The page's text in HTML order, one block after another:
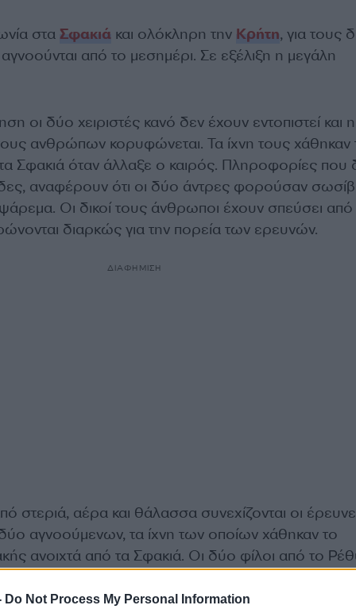
Do Not Process My Personal Information
στα Σφακιάκαι ολόκληρη την Κρήτη, για τους
από το μεσημέρι. Σε εξέλιξη η μεγάλη
οι δύο χειριστές κανό δεν έχουν εντοπιστεί και η
ανθρώπων κορυφώνεται. Τα ίχνη τους χάθηκαν
Σφακιά όταν άλλαξε ο καιρός. Πληροφορίες που
αναφέρουν ότι οι δύο άντρες φορούσαν
ψάρεμα. Οι δικοί τους άνθρωποι έχουν σπεύσει από
διαρκώς για την πορεία των ερευνών.
ΔΙΑΦΗΜΙΣΗ
στεριά, αέρα και θάλασσα συνεχίζονται οι
αγνοούμενων, τα ίχνη των οποίων χάθηκαν το
ανοιχτά από τα Σφακιά. Οι δύο φίλοι από το
πάει με ένα κανό για ψάρεμα όταν ξαφνικά ο
βοριά και από τότε χάθηκαν τα ίχνη τους.